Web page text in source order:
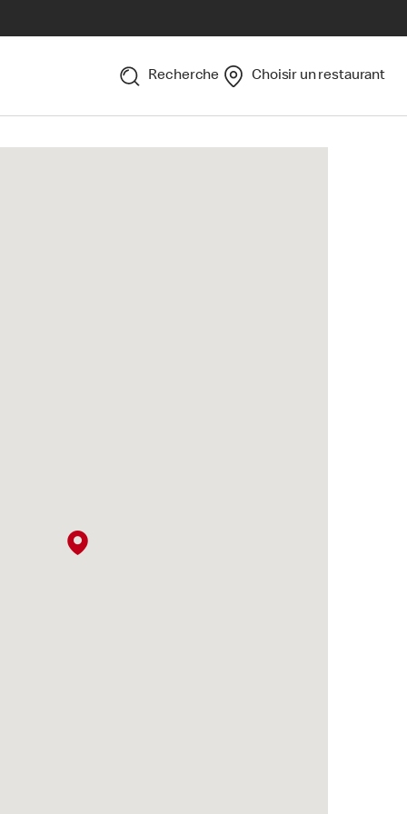
Recherche Choisir un restaurant